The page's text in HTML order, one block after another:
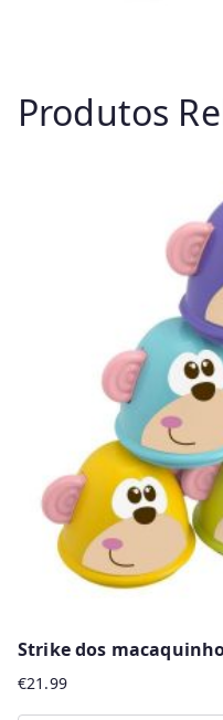
Produtos
Strike dos
€21.99